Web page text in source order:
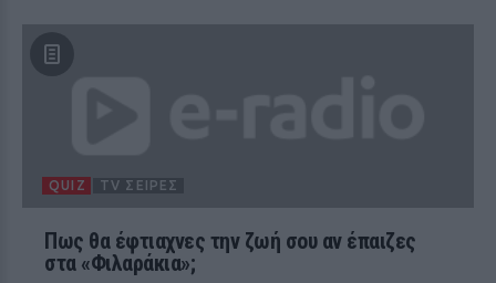
QUIZ TV ΣΕΙΡΈΣ
Πως θα έφτιαχνες την ζωή σου αν έπαιζες
στα «Φιλαράκια»;